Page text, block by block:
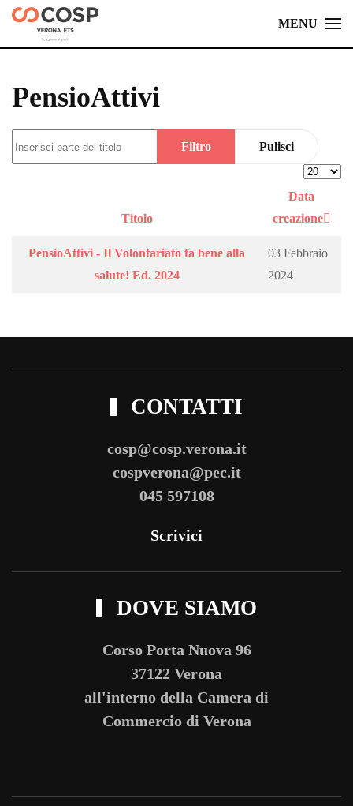
Skip
content
MENU
PensioAttivi
Filtro Pulisci
Titolo
Data
creazione
PensioAttivi - Il Volontariato fa bene alla
salute! Ed. 2024
03 Febbraio
2024
CONTATTI
cosp@cosp.verona.it
cospverona@pec.it
045 597108
Scrivici
DOVE SIAMO
Corso Porta Nuova 96
37122 Verona
all'interno della Camera di
Commercio di Verona